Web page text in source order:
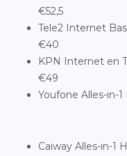
€52,5
Tele2 Internet
€40
KPN Internet en
€49
Youfone Alles-in-
Caiway Alles-in-1